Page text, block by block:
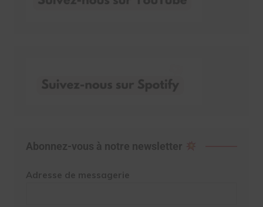
Abonnez-vous à notre newsletter
Adresse de messagerie